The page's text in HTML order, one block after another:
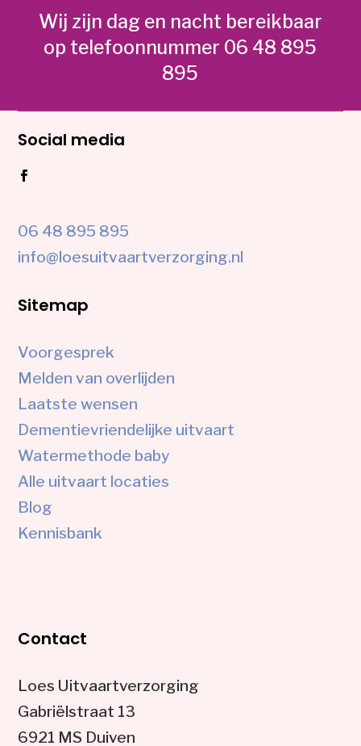
Wij zijn dag en nacht bereikbaar
op telefoonnummer 06 48 895
895
Social media
06 48 895 895
info@loesuitvaartverzorging.nl
Sitemap
Voorgesprek
Melden van overlijden
Laatste wensen
Dementievriendelijke uitvaart
Watermethode baby
Alle uitvaart locaties
Blog
Kennisbank
Contact
Loes Uitvaartverzorging
Gabriëlstraat 13
6921 MS Duiven